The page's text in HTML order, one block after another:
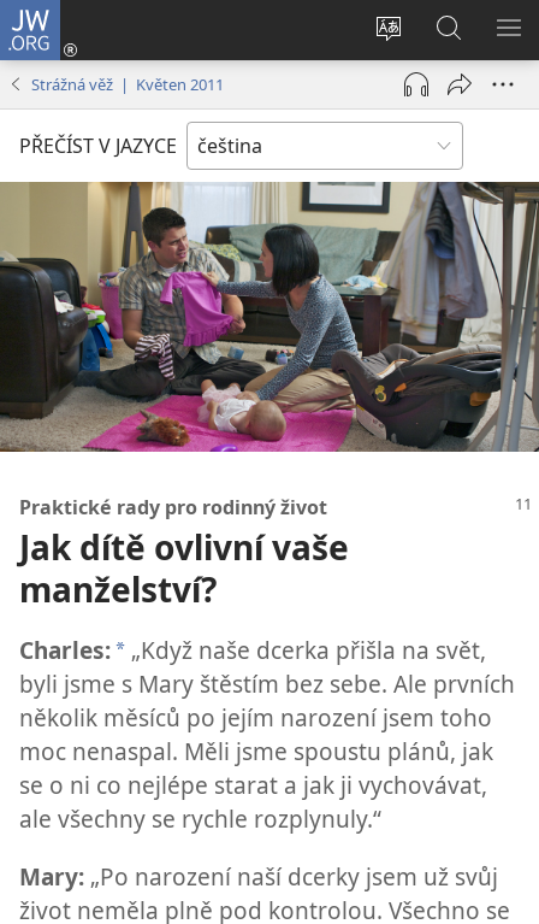
JW.ORG
Změnit
jazyk
stránek
Přihlásit
se
(otevřeno
okno)
Hledat
na
JW.ORG
Strážná věž | Květen 2011
PŘEČÍST V JAZYCE
Praktické rady pro rodinný život
Jak dítě ovlivní vaše
manželství?
Charles:* „Když naše dcerka přišla na svět,
byli jsme s Mary štěstím bez sebe. Ale prvních
několik měsíců po jejím narození jsem toho
moc nenaspal. Měli jsme spoustu plánů, jak
se o ni co nejlépe starat a jak ji vychovávat,
ale všechny se rychle rozplynuly.“
Mary: „Po narození naší dcerky jsem už svůj
život neměla plně pod kontrolou. Všechno se